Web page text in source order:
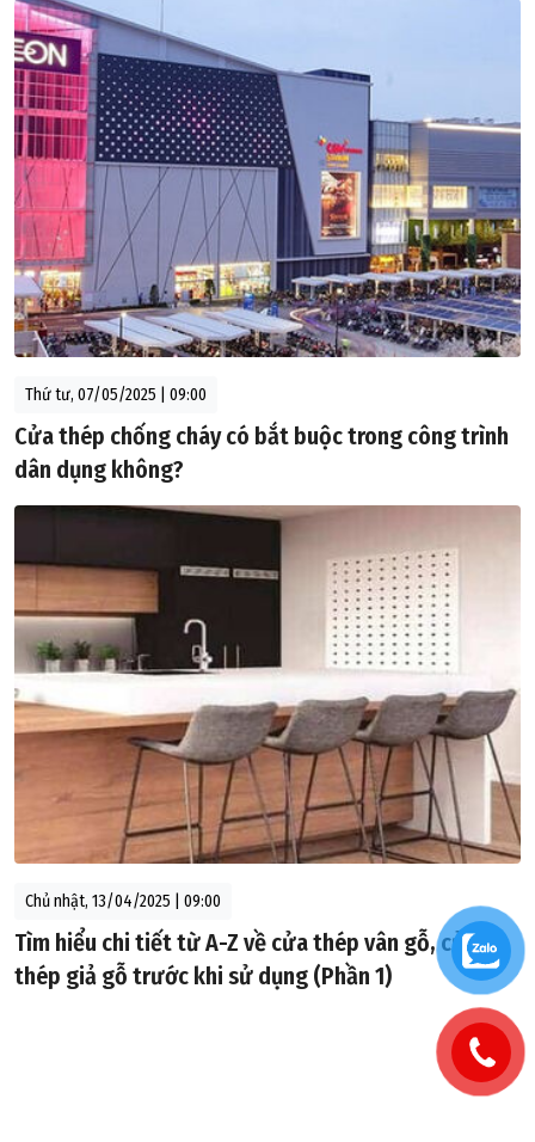
Thứ tư, 07/05/2025 | 09:00
Cửa thép chống cháy có bắt buộc trong công trình
dân dụng không?
Chủ nhật, 13/04/2025 | 09:00
Tìm hiểu chi tiết từ A-Z về cửa thép vân gỗ, cửa
thép giả gỗ trước khi sử dụng (Phần 1)